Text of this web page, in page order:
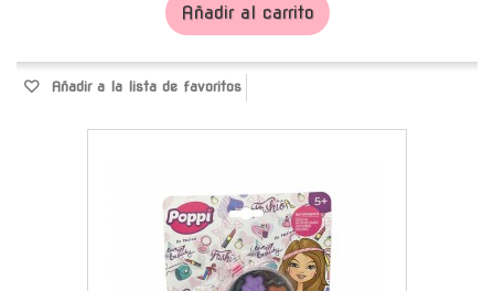
Añadir al carrito
Añadir a la lista de favoritos